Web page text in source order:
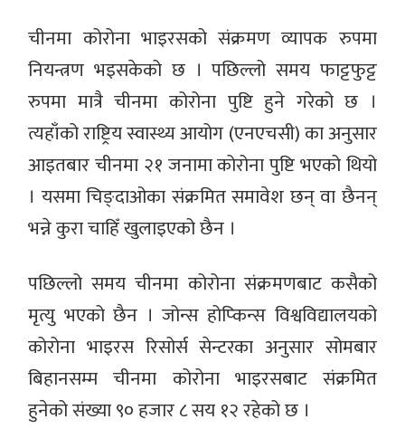
चीनमा कोरोना भाइरसको संक्रमण व्यापक रुपमा
नियन्त्रण भइसकेको छ । पछिल्लो समय फाट्टफुट्ट
रुपमा मात्रै चीनमा कोरोना पुष्टि हुने गरेको छ ।
त्यहाँको राष्ट्रिय स्वास्थ्य आयोग (एनएचसी) का अनुसार
आइतबार चीनमा २१ जनामा कोरोना पुष्टि भएको थियो
। यसमा चिङ्दाओका संक्रमित समावेश छन् वा छैनन्
भन्ने कुरा चाहिँ खुलाइएको छैन ।
पछिल्लो समय चीनमा कोरोना संक्रमणबाट कसैको
मृत्यु भएको छैन । जोन्स होप्किन्स विश्वविद्यालयको
कोरोना भाइरस रिसोर्स सेन्टरका अनुसार सोमबार
बिहानसम्म चीनमा कोरोना भाइरसबाट संक्रमित
हुनेको संख्या ९० हजार ८ सय १२ रहेको छ ।